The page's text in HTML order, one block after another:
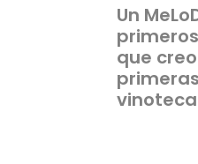
Un
que